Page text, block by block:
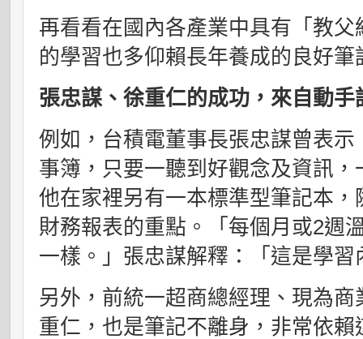
再看看在國內各產業中具有「教
的學習也多仰賴長年養成的良好筆
張忠謀、徐重仁的成功，來自動手
例如，台積電董事長張忠謀曾表
事簿，只要一聽到好觀念及資訊
他在家裡另有一本標準型筆記本
財務報表的重點。「每個月或2週
一樣。」張忠謀解釋：「這是學習
另外，前統一超商總經理、現為
重仁，也是筆記不離身，非常依賴